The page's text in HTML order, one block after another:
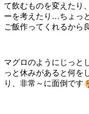
て飲むものを変えたり
ーを考えたり…ちょっ
ご飯作ってくれるから
マグロのようにじっと
っと休みがあると何を
り、非常～に面倒です